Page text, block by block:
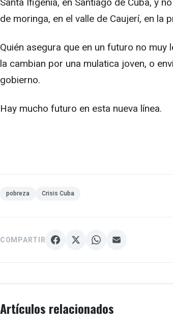
de moringa, en el valle de Caujerí, en la
Quién asegura que en un futuro no
la cambian por una mulatica joven, o
gobierno.
Hay mucho futuro en esta nueva línea.
pobreza Crisis Cuba
COMPARTIR
Artículos relacionados